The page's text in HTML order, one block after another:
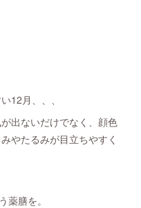
12月、、、
出ないだけでなく、顔色
やたるみが目立ちやすく
薬膳を。